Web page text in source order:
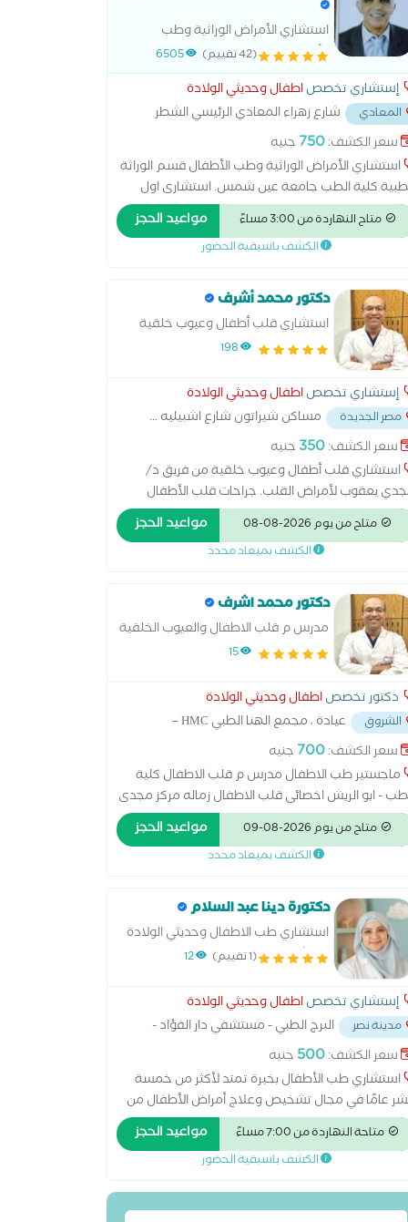
استشاري الأمراض الوراثية وطب
الأطفال قسم الوراثة الطبية كلية الطب
جامعة عين شمس.
(42 تقييم) 6505
إستشاري تخصصاطفال وحديثي الولادة
المعادي
شارع زهراء المعادي الرئيسي الشطر
...
سعر الكشف:750 جنيه
استشاري الأمراض الوراثية وطب الأطفال قسم الوراثة
كلية الطب جامعة عين شمس. استشارى اول
الاطفال وأمراض الغدد الصماء والسكر للاطفال
الولادة طب عين شمس مناظرة حالات داون
وذوى الاحتياجات الخاصة متابعة النمو الجسدي كشف
متاح النهاردة من 3:00 مساءً مواعيد الحجز
الكشف باسبقية الحضور
دكتور محمد أشرف
استشاري قلب أطفال وعيوب خلقية
198
إستشاري تخصصاطفال وحديثي الولادة
مصر الجديدة مساكن شيراتون شارع اشبيليه...
سعر الكشف:350 جنيه
استشاري قلب أطفال وعيوب خلقية من فريق د/
يعقوب لأمراض القلب. جراحات قلب الأطفال
بعد الجراحة. اشاعة ايكو وتوصيات وعلاج.
ضغط الدم ونسبة أكسجين في الدم. متابعة
الكوليسترول في الدم وحالة عضلة القلب والشرايين
متاح من يوم 2026-08-08 مواعيد الحجز
الكشف بميعاد محدد
دكتور محمد اشرف
مدرس م قلب الاطفال والعيوب الخلقية
للقلب -كلية الطب
15
دكتور تخصصاطفال وحديثي الولادة
الشروق
عيادة ، مجمع الهنا الطبي HMC –
الشروق...
سعر الكشف:700 جنيه
ماجستير طب الاطفال مدرس م قلب الاطفال كلية
- ابو الريش اخصائى قلب الاطفال زماله مركز مجدى
بااسوان اخصائى اضطراب ضربات القلب
القلبمتاح من يوم 2026-08-09 مواعيد الحجز
الكشف بميعاد محدد
دكتورة دينا عبد السلام
استشاري طب الاطفال وحديثي الولادة
استشاري التغذية العامة وتغذية
(1 تقييم) 12
إستشاري تخصصاطفال وحديثي الولادة
مدينة نصر
البرج الطبي - مستشفي دار الفؤاد -
يوسف عباس مدينة نصر
سعر الكشف:500 جنيه
استشاري طب الأطفال بخبرة تمتد لأكثر من خمسة
عامًا في مجال تشخيص وعلاج أمراض الأطفال من
الولادة وحتى مرحلة المراهقة. أمتلك خبرة
واسعة في متابعة النمو والتطور، وتشخيص
وعلاج أمراض الجهاز التنفسي، والجهاز الهضمي،
تقديم برامج متابعة دورية شاملة لضمان النمو الصحي
متاحة النهاردة من 7:00 مساءً مواعيد الحجز
الكشف باسبقية الحضور